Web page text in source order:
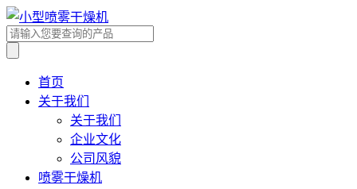
首页
关于我们
关于我们
企业文化
公司风貌
喷雾干燥机